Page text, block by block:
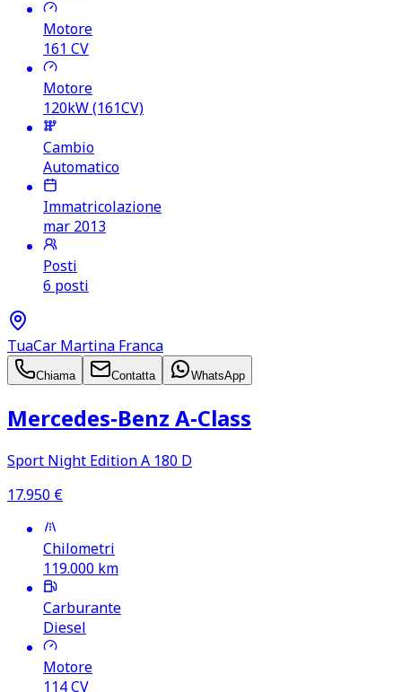
Motore
161 CV
Motore
120kW (161CV)
Cambio
Automatico
Immatricolazione
mar 2013
Posti
6 posti
TuaCar Martina Franca
Chiama Contatta WhatsApp
Mercedes‑Benz A‑Class
Sport Night Edition A 180 D
17.950 €
Chilometri
119.000 km
Carburante
Diesel
Motore
114CV